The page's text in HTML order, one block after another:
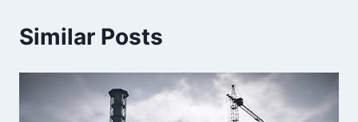
Similar Posts